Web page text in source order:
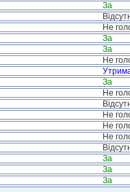
За
Не
За
За
Не
За
Не
Не
Не
Не
За
За
За